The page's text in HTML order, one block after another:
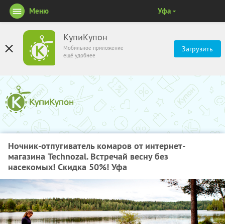
КупиКупон
Мобильное приложение
ещё удобнее
Загрузить
Меню Уфа
Ночник-отпугиватель комаров от интернет-
магазина Technozal. Встречай весну без
насекомых! Скидка 50%! Уфа